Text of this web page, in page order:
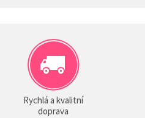
Rychlá a kvalitní
doprava